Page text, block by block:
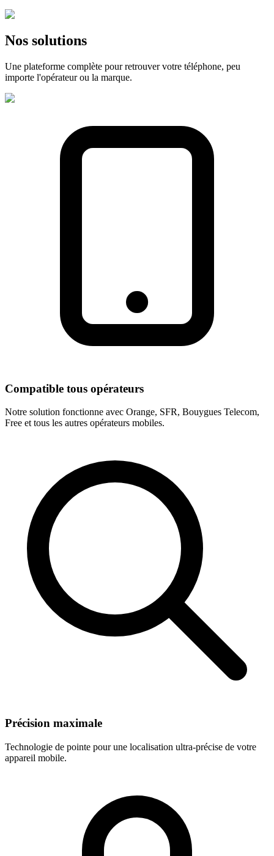
Nos solutions
Une plateforme complète pour retrouver votre téléphone, peu
importe l'opérateur ou la marque.
Compatible tous opérateurs
Notre solution fonctionne avec Orange, SFR, Bouygues Telecom,
Free et tous les autres opérateurs mobiles.
Précision maximale
Technologie de pointe pour une localisation ultra-précise de votre
appareil mobile.